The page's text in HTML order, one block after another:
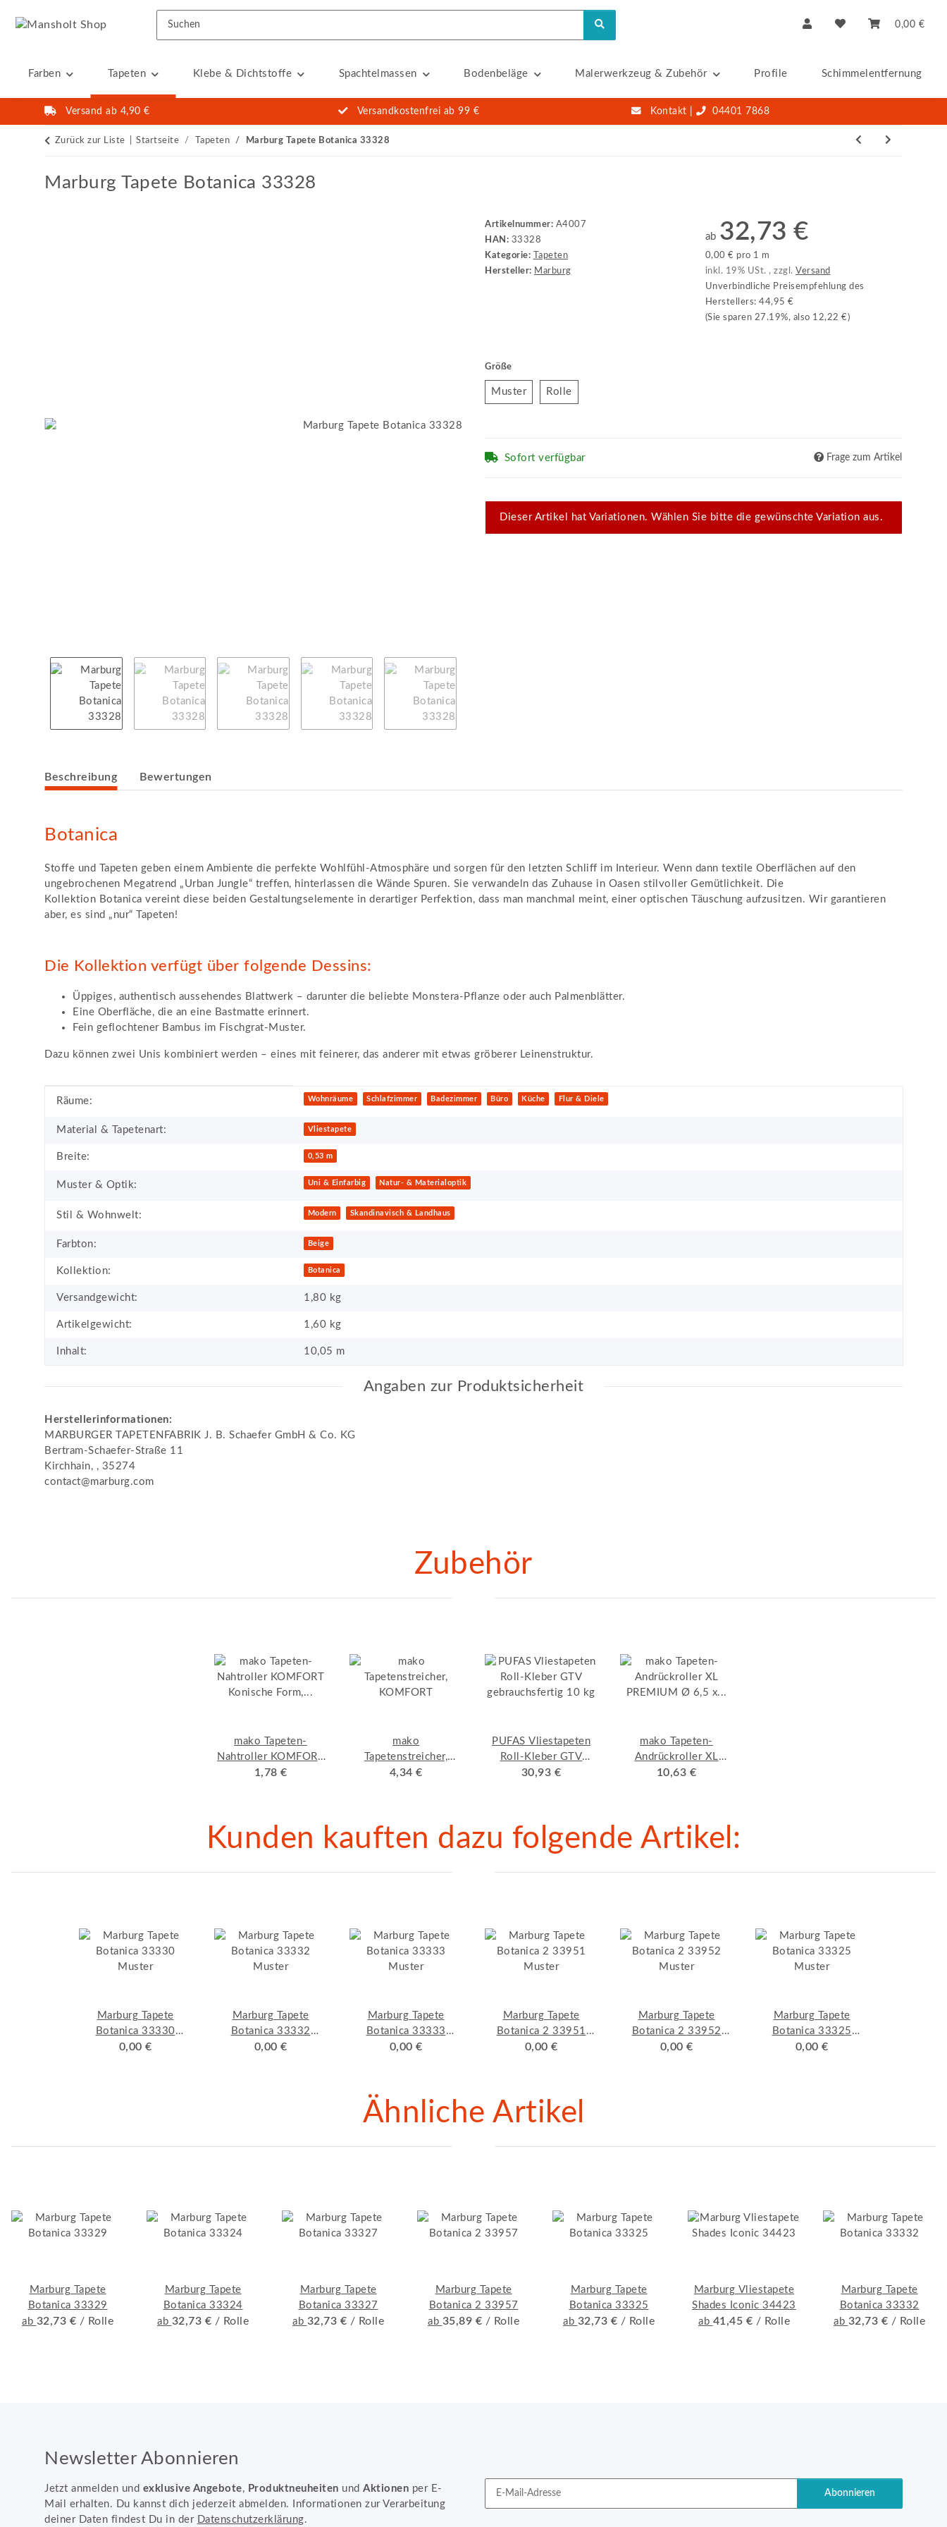
0,00 €
Farben Tapeten Klebe & Dichtstoffe Spachtelmassen Bodenbeläge Malerwerkzeug & Zubehör Profile Schimmelentfernung & -
Versand ab 4,90 € Versandkostenfrei ab 99 € Kontakt | 04401 7868
Zurück zur Liste Startseite Tapeten Marburg Tapete Botanica 33328
Marburg Tapete Botanica 33328
Artikelnummer: A4007
HAN: 33328
Kategorie:
Tapeten
Hersteller: Marburg
ab 32,73 €
0,00 € pro 1 m
inkl. 19% USt. , zzgl. Versand
Unverbindliche Preisempfehlung des
Herstellers: 44,95 €
(Sie sparen 27.19%, also 12,22 € )
Größe
MusterMusterRolleRolle
Sofort verfügbar Frage zum Artikel
x
Dieser Artikel hat Variationen. Wählen Sie bitte die gewünschte Variation aus.
Beschreibung Bewertungen
Botanica
Stoffe und Tapeten geben einem Ambiente die perfekte Wohlfühl-Atmosphäre und sorgen für den letzten Schliff im Interieur. Wenn dann textile Oberflächen auf den
ungebrochenen Megatrend „Urban Jungle“ treffen, hinterlassen die Wände Spuren. Sie verwandeln das Zuhause in Oasen stilvoller Gemütlichkeit. Die
Kollektion Botanica vereint diese beiden Gestaltungselemente in derartiger Perfektion, dass man manchmal meint, einer optischen Täuschung aufzusitzen. Wir garantieren
aber, es sind „nur“ Tapeten!
Die Kollektion verfügt über folgende Dessins:
Üppiges, authentisch aussehendes Blattwerk – darunter die beliebte Monstera-Pflanze oder auch Palmenblätter.
Eine Oberfläche, die an eine Bastmatte erinnert.
Fein geflochtener Bambus im Fischgrat-Muster.
Dazu können zwei Unis kombiniert werden – eines mit feinerer, das anderer mit etwas gröberer Leinenstruktur.
Produkteigenschaft
Wert
Räume: Wohnräume Schlafzimmer Badezimmer Büro Küche Flur & Diele
Material & Tapetenart: Vliestapete
Breite: 0,53 m
Muster & Optik: Uni & Einfarbig Natur- & Materialoptik
Stil & Wohnwelt: Modern Skandinavisch & Landhaus
Farbton: Beige
Kollektion: Botanica
Versandgewicht: 1,80 kg
Artikelgewicht: 1,60 kg
Inhalt: 10,05 m
Angaben zur Produktsicherheit
Herstellerinformationen:
MARBURGER TAPETENFABRIK J. B. Schaefer GmbH & Co. KG
Bertram-Schaefer-Straße 11
Kirchhain, , 35274
contact@marburg.com
Zubehör
mako Tapeten-
Nahtroller KOMFORT
Konische Form,
1,78 €
mako
Tapetenstreicher,
KOMFORT
4,34 €
PUFAS Vliestapeten
Roll-Kleber GTV
gebrauchsfertig 10 kg
30,93 €
mako Tapeten-
Andrückroller XL
PREMIUM Ø 6,5 x
10,63 €
Kunden kauften dazu folgende Artikel:
Marburg Tapete
Botanica 33330
Muster
0,00 €
Marburg Tapete
Botanica 33332
Muster
0,00 €
Marburg Tapete
Botanica 33333
Muster
0,00 €
Marburg Tapete
Botanica 2 33951
Muster
0,00 €
Marburg Tapete
Botanica 2 33952
Muster
0,00 €
Marburg Tapete
Botanica 33325
Muster
0,00 €
Ähnliche Artikel
Marburg Tapete
Botanica 33329
ab 32,73 € / Rolle
Marburg Tapete
Botanica 33324
ab 32,73 € / Rolle
Marburg Tapete
Botanica 33327
ab 32,73 € / Rolle
Marburg Tapete
Botanica 2 33957
ab 35,89 € / Rolle
Marburg Tapete
Botanica 33325
ab 32,73 € / Rolle
Marburg Vliestapete
Shades Iconic 34423
ab 41,45 € / Rolle
Marburg Tapete
Botanica 33332
ab 32,73 € / Rolle
Newsletter Abonnieren
Jetzt anmelden und exklusive Angebote, Produktneuheiten und Aktionen per E-
Mail erhalten. Du kannst dich jederzeit abmelden. Informationen zur Verarbeitung
deiner Daten findest Du in der
Datenschutzerklärung.
Abonnieren